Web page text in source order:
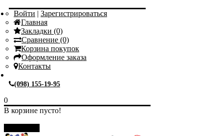
Войти | Зарегистрироваться
Главная
Закладки (0)
Сравнение (0)
Корзина покупок
Оформление заказа
Контакты
(098) 155-19-95
0
В корзине пусто!